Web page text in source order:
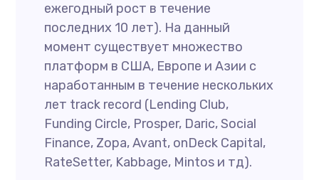
ежегодный рост в течение
последних 10 лет). На данный
момент существует множество
платформ в США, Европе и Азии c
наработанным в течение нескольких
лет track record (Lending Club,
Funding Circle, Prosper, Daric, Social
Finance, Zopa, Avant, onDeck Capital,
RateSetter, Kabbage, Mintos и тд).